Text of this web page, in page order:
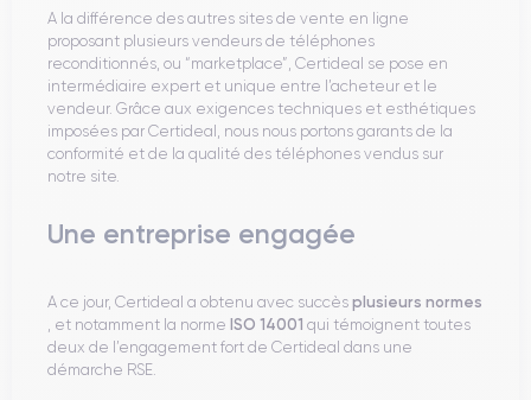
A la différence des autres sites de vente en ligne
proposant plusieurs vendeurs de téléphones
reconditionnés, ou “marketplace”, Certideal se pose en
intermédiaire expert et unique entre l’acheteur et le
vendeur. Grâce aux exigences techniques et esthétiques
imposées par Certideal, nous nous portons garants de la
conformité et de la qualité des téléphones vendus sur
notre site.
Une entreprise engagée
A ce jour, Certideal a obtenu avec succès plusieurs normes
, et notamment la norme ISO 14001 qui témoignent toutes
deux de l’engagement fort de Certideal dans une
démarche RSE.